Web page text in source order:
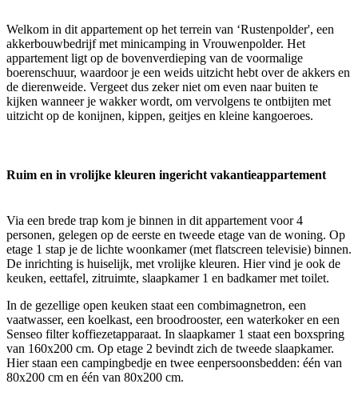
Welkom in dit appartement op het terrein van ‘Rustenpolder', een
akkerbouwbedrijf met minicamping in Vrouwenpolder. Het
appartement ligt op de bovenverdieping van de voormalige
boerenschuur, waardoor je een weids uitzicht hebt over de akkers en
de dierenweide. Vergeet dus zeker niet om even naar buiten te
kijken wanneer je wakker wordt, om vervolgens te ontbijten met
uitzicht op de konijnen, kippen, geitjes en kleine kangoeroes.
Ruim en in vrolijke kleuren ingericht vakantieappartement
Via een brede trap kom je binnen in dit appartement voor 4
personen, gelegen op de eerste en tweede etage van de woning. Op
etage 1 stap je de lichte woonkamer (met flatscreen televisie) binnen.
De inrichting is huiselijk, met vrolijke kleuren. Hier vind je ook de
keuken, eettafel, zitruimte, slaapkamer 1 en badkamer met toilet.
In de gezellige open keuken staat een combimagnetron, een
vaatwasser, een koelkast, een broodrooster, een waterkoker en een
Senseo filter koffiezetapparaat. In slaapkamer 1 staat een boxspring
van 160x200 cm. Op etage 2 bevindt zich de tweede slaapkamer.
Hier staan een campingbedje en twee eenpersoonsbedden: één van
80x200 cm en één van 80x200 cm.